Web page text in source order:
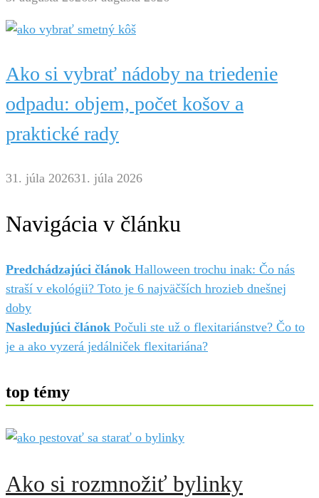
Ako si vybrať nádoby na triedenie
odpadu: objem, počet košov a
praktické rady
31. júla 202631. júla 2026
Navigácia v článku
Predchádzajúci článok Halloween trochu inak: Čo nás
straší v ekológii? Toto je 6 najväčších hrozieb dnešnej
doby
Nasledujúci článok Počuli ste už o flexitariánstve? Čo to
je a ako vyzerá jedálniček flexitariána?
top témy
Ako si rozmnožiť bylinky